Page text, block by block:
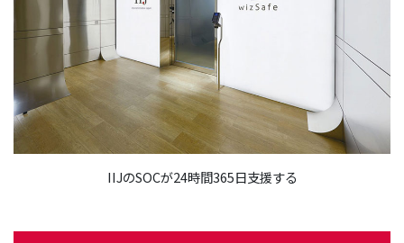
IIJのSOCが24時間365日支援する